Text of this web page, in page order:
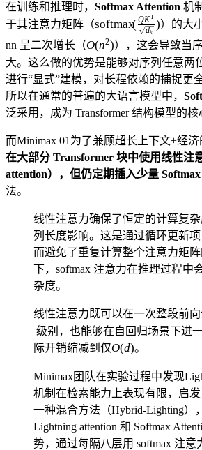
在训练和推理时， Softmax Attention 机
于其注意力矩阵（
{\sqrt{d_k}}\Bigr)
softmax( dk
QKT
)）的大
nn 呈二次增长（O(n^2)
O(n2)），这会导致当
大。这么做的优势是能够对序列任意两
进行“显式”建模，对长程依赖的捕捉更
所以在通常的普遍的大语言模型中，
泛采用，成为 Transformer 结构模型的核
而Minimax 01为了兼顾超长上下文+经
在大部分 Transformer 块中使用线性注
attention），但仍定期插入少量
法。
线性注意⼒确保了恒定的计算复
列⻓度影响。这是通过循环更新
⽽避免了重复计算整个注意⼒矩
下，softmax 注意⼒在推理过程中
杂度。
线性注意力既可以在一次整段前
级别，也能够在自回归场景下进
际开销缩减到仅O(d)
O(d)。
Minimax团队在实验过程中发现
机制在检索能力上表现有限，启
一种混合方法（Hybrid-Lighting）
Lightning attention 和 Softmax
势，通过每隔⼋层⽤ softmax 注意